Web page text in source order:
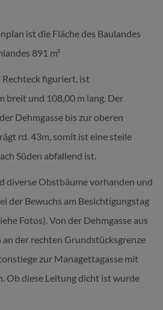
ist die Fläche des Baulandes
891 m²
Rechteck figuriert, ist
breit und 108,00 m lang. Der
Dehmgasse bis zur oberen
rd. 43m, somit ist eine steile
Süden abfallend ist.
diverse Obstbäume vorhanden und
der Bewuchs am Besichtigungstag
Fotos). Von der Dehmgasse aus
der rechten Grundstücksgrenze
zur Managettagasse mit
Ob diese Leitung dicht ist wurde